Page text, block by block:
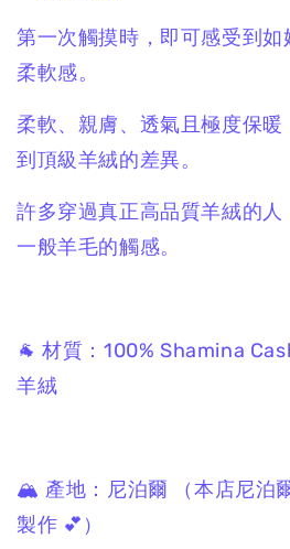
第一次觸摸時，即可感受到
柔軟感。
柔軟、親膚、透氣且極度保
到頂級羊絨的差異。
許多穿過真正高品質羊絨的人
一般羊毛的觸感。
🐐 材質：100% Shamina
羊絨
🏔 產地：尼泊爾 （本店尼泊
製作 💕）